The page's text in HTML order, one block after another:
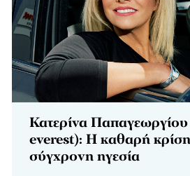
Κατερίνα
everest): Η καθαρή κρίση
σύγχρονη ηγεσία